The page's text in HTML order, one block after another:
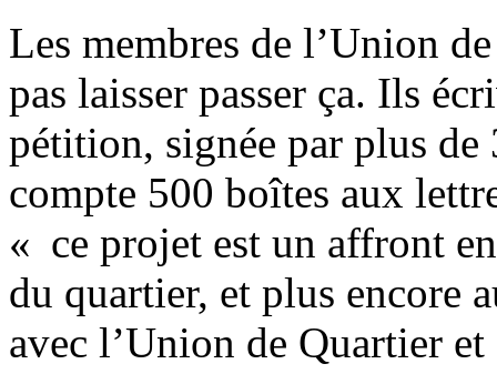
Les membres de l’Union
pas laisser passer ça. Ils
pétition, signée par plus
compte 500 boîtes aux
« ce projet est un affront
du quartier, et plus encore
avec l’Union de Quartier